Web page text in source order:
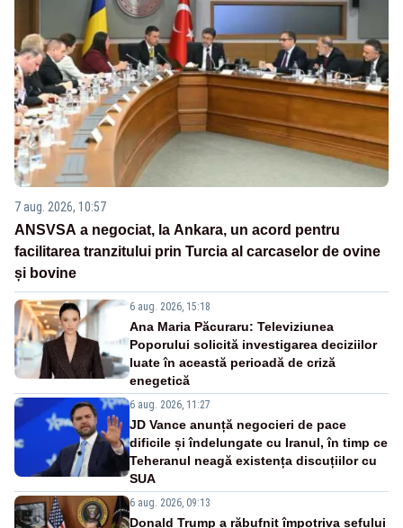
7 aug. 2026, 10:57
ANSVSA a negociat, la Ankara, un acord pentru
facilitarea tranzitului prin Turcia al carcaselor de ovine
și bovine
6 aug. 2026, 15:18
Ana Maria Păcuraru: Televiziunea
Poporului solicită investigarea deciziilor
luate în această perioadă de criză
enegetică
6 aug. 2026, 11:27
JD Vance anunță negocieri de pace
dificile și îndelungate cu Iranul, în timp ce
Teheranul neagă existența discuțiilor cu
SUA
6 aug. 2026, 09:13
Donald Trump a răbufnit împotriva șefului